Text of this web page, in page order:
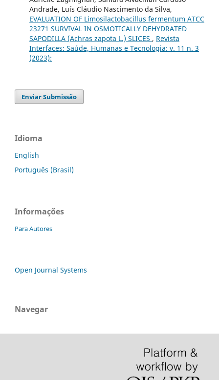
Andrade, Luís Cláudio Nascimento da Silva,
EVALUATION OF Limosilactobacillus fermentum ATCC
23271 SURVIVAL IN OSMOTICALLY DEHYDRATED
SAPODILLA (Achras zapota L.) SLICES , Revista
Interfaces: Saúde, Humanas e Tecnologia: v. 11 n. 3
(2023):
Enviar Submissão
Idioma
English
Português (Brasil)
Informações
Para Autores
Open Journal Systems
Navegar